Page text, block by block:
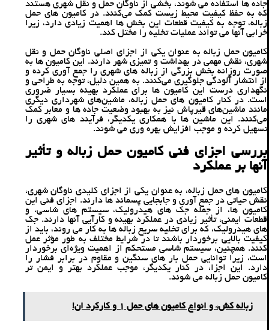
جاده‌ ها استفاده می ‌شوند، بخشی از ناوگان حمل و نقل شهری هستند
که به حفظ کیفیت محیط زیست کمک می‌کنند. در کامیون‌ های حمل
زباله، توجه به کیفیت قطعات این بخش‌ ها اهمیت زیادی دارد، زیرا
خرابی آنها می ‌تواند عملیات تخلیه را مختل کند.
کامیون حمل زباله به عنوان یکی از اجزای اصلی ناوگان حمل و نقل
شهری، نقش مهمی در بهداشت و تمیزی شهر دارند. این کامیون ‌ها به
صورت روزانه بخش بزرگی از زباله ‌های شهری را جمع ‌آوری کرده و
از انتشار آلودگی جلوگیری می‌کنند. به همین دلیل، توجه به طراحی و
نگهداری درست این کامیون ‌ها برای عملکرد بهینه بسیار ضروری
است. در کنار کامیون‌ های حمل زباله، ماشین‌های شهرداری دیگری
مانند ماشین‌های قیرپاش نیز به بهبود وضعیت جاده‌ ها و معابر کمک
می‌کنند. این ماشین ‌ها با همکاری یکدیگر، فرآیند های شهری را
تسهیل کرده و موجب افزایش بهره‌ وری می ‌شوند.
بررسی اجزای فنی کامیون حمل زباله و تأثیر
آنها بر عملکرد
کامیون ‌های حمل زباله، به‌ عنوان یکی از اجزای کلیدی ناوگان شهری،
نقش حیاتی در جمع‌ آوری و جابجایی پسماند ها دارند. اجزای فنی این
کامیون ‌ها، از جمله جک‌ های هیدرولیک، سیستم‌ های شاسی، و
قطعات ایمنی، تأثیر زیادی در عملکرد بهینه و کارآیی آنها دارند. جک
‌های هیدرولیک، که برای تخلیه سریع زباله‌ ها به کار می ‌روند، باید از
کیفیت بالایی برخوردار باشند تا در شرایط مختلف به‌ طور مؤثر عمل
کنند. همچنین، سیستم شاسی مستحکم از اهمیت ویژه‌ای برخوردار
است، زیرا توانایی حمل بار های سنگین و مقاوم در برابر فشار را
دارد. این اجزا، در کنار یکدیگر، موجب عملکرد بهتر و ایمن‌ تر
کامیون حمل زباله می ‌شوند.
زباله کش* و انواع کامیون های حمل 1 و کارکرد ان!